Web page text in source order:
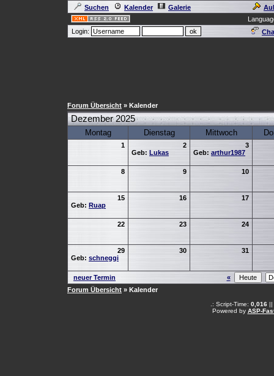
Suchen Kalender Galerie
Login:
Forum Übersicht » Kalender
Dezember 2025
Montag Dienstag Mittwoch
1
2
Geb: Lukas
3
Geb: arthur1987
8 9 10
15
Geb: Ruap
16 17
22 23 24
29
Geb: schneggi
30 31
neuer Termin
«
Forum Übersicht » Kalender
.: Script-Time: 0,016 ||
Powered by ASP-